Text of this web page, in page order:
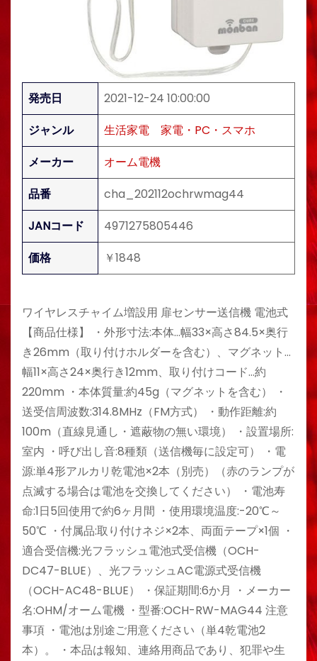
発売日
2021-12-24 10:00:00
ジャンル
生活家電
家電・PC・スマホ
メーカー
オーム電機
品番
cha_202112ochrwmag44
JANコード
4971275805446
価格
￥1848
ワイヤレスチャイム増設用 扉センサー送信機 電池式
【商品仕様】 ・外形寸法:本体…幅33×高さ84.5×奥行
き26mm（取り付けホルダーを含む）、マグネット…
幅11×高さ24×奥行き12mm、取り付けコード…約
220mm ・本体質量:約45g（マグネットを含む） ・
送受信周波数:314.8MHz（FM方式） ・動作距離:約
100m（直線見通し・遮蔽物の無い環境） ・設置場所:
室内 ・呼び出し音:8種類（送信機毎に設定可） ・電
源:単4形アルカリ乾電池×2本（別売）（赤のランプが
点滅する場合は電池を交換してください） ・電池寿
命:1日5回使用で約6ヶ月間 ・使用環境温度:-20℃～
50℃ ・付属品:取り付けネジ×2本、両面テープ×1個 ・
適合受信機:光フラッシュ電池式受信機（OCH-
DC47-BLUE）、光フラッシュAC電源式受信機
（OCH-AC48-BLUE） ・保証期間:6か月 ・メーカー
名:OHM/オーム電機 ・型番:OCH-RW-MAG44 注意
事項 ・電池は別途ご用意ください（単4乾電池2
本）。 ・本品は報知、連絡用商品であり、犯罪や生